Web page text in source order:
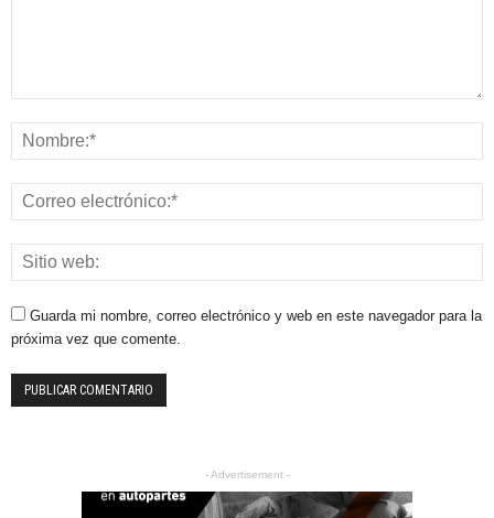
Guarda mi nombre, correo electrónico y web en este navegador para la
próxima vez que comente.
- Advertisement -